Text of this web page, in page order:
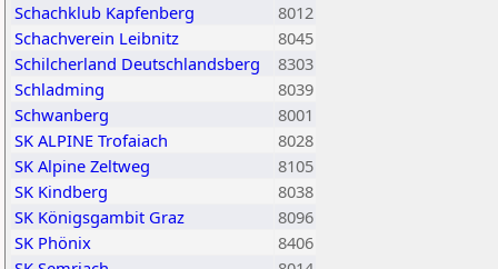
Schachklub Kapfenberg
8012
Schachverein Leibnitz
8045
Schilcherland Deutschlandsberg
8303
Schladming
8039
Schwanberg
8001
SK ALPINE Trofaiach
8028
SK Alpine Zeltweg
8105
SK Kindberg
8038
SK Königsgambit Graz
8096
SK Phönix
8406